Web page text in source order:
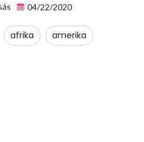
04/22/2020
afrika amerika